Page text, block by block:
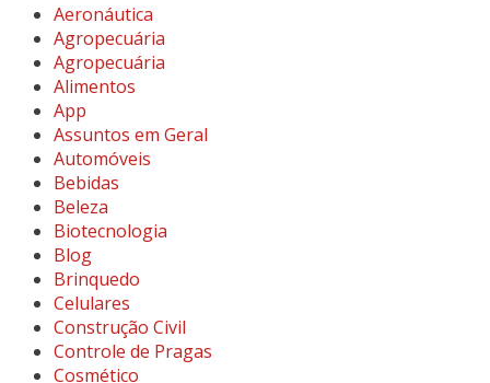
Aeronáutica
Agropecuária
Agropecuária
Alimentos
App
Assuntos em Geral
Automóveis
Bebidas
Beleza
Biotecnologia
Blog
Brinquedo
Celulares
Construção Civil
Controle de Pragas
Cosmético